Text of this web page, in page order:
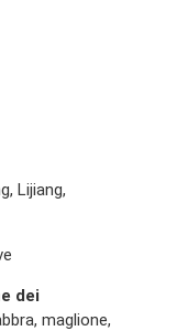
Lijiang,
dei
maglione,